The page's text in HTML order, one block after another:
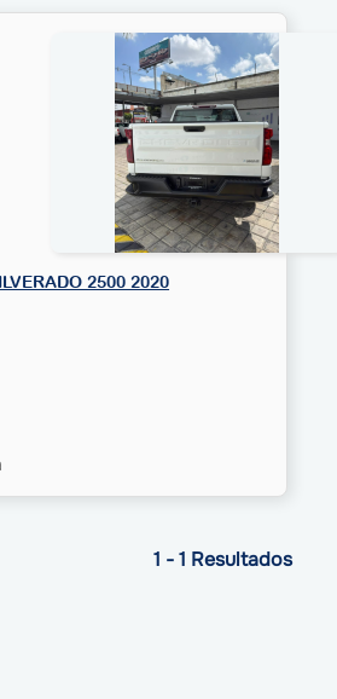
2500 2020
1 - 1 Resultados